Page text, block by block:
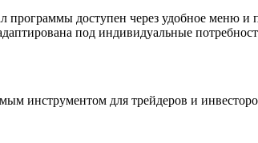
доступен через удобное меню и
под индивидуальные
инструментом для трейдеров и